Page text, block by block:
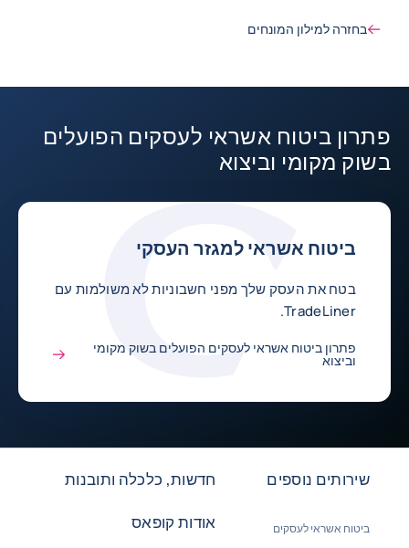
בחזרה למילון המונחים
פתרון ביטוח אשראי לעסקים הפועלים
בשוק מקומי וביצוא
ביטוח אשראי למגזר העסקי
בטח את העסק שלך מפני חשבוניות לא משולמות עם
TradeLiner.
פתרון ביטוח אשראי לעסקים הפועלים בשוק מקומי
וביצוא
שירותים נוספים
ביטוח אשראי לעסקים
חדשות, כלכלה ותובנות
אודות קופאס